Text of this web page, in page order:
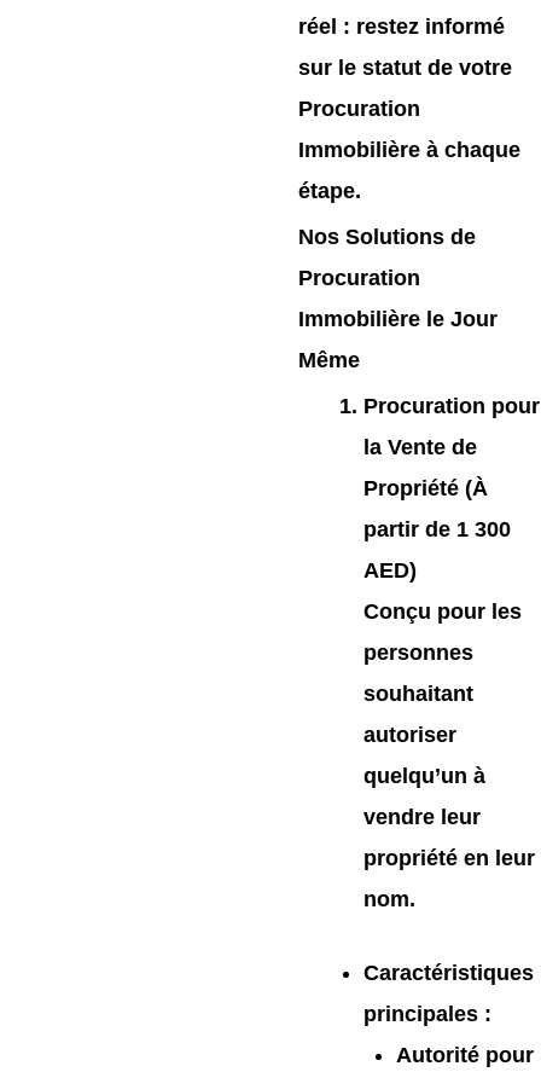
réel : restez informé
sur le statut de votre
Procuration
Immobilière à chaque
étape.
Nos Solutions de
Procuration
Immobilière le Jour
Même
Procuration pour
la Vente de
Propriété (À
partir de 1 300
AED)
Conçu pour les
personnes
souhaitant
autoriser
quelqu’un à
vendre leur
propriété en leur
nom.
Caractéristiques
principales:
Autorité pour